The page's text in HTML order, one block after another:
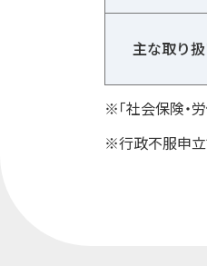
主な取り
※「社会保険・
※行政不服申立